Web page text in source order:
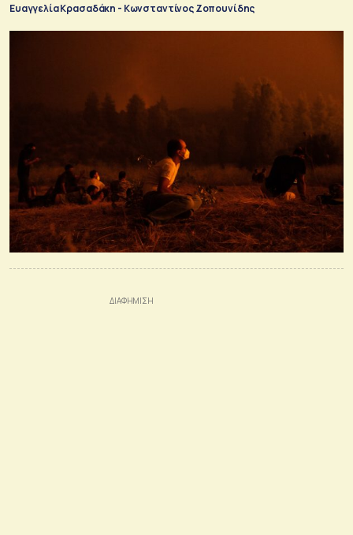
Ευαγγελία Κρασαδάκη - Κωνσταντίνος Ζοπουνίδης